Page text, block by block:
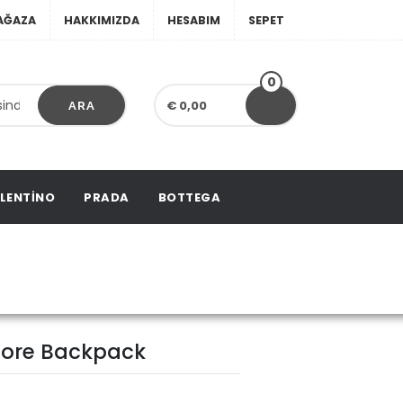
HAKKIMIZDA HESABIM SEPET
ARA € 0,00
0
PRADA BOTTEGA
Backpack